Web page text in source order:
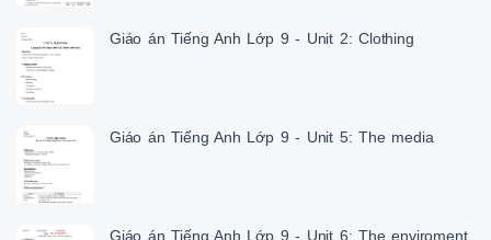
Giáo án Tiếng Anh Lớp 9 - Unit 2: Clothing
Giáo án Tiếng Anh Lớp 9 - Unit 5: The media
Giáo án Tiếng Anh Lớp 9 - Unit 6: The enviroment